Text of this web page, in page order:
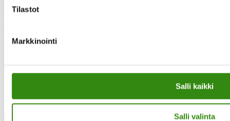
Tilastot
Markkinointi
Salli kaikki
Salli valinta
Tilaa uutiskirjeemme
”Maaseudun tukihenkilö on arjen rinnalla kulkija, huolien kuuntelija
Instagram